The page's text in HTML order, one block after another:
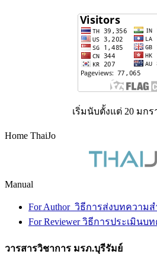
เริ่มนับตั้งแต่ 20 มกร
Home ThaiJo
Manual
For Author วิธีการส่งบทความ
For Reviewer วิธีการประเมิน
วารสารวิชาการ มรภ.บุรีรัมย์